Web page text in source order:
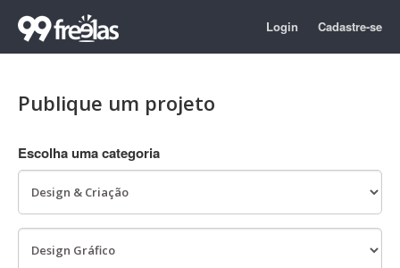
Login Cadastre-se
Publique um projeto
Escolha uma categoria